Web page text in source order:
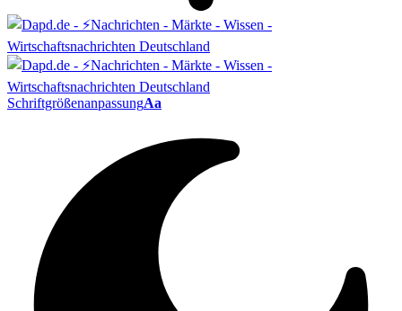
SchriftgrößenanpassungAa